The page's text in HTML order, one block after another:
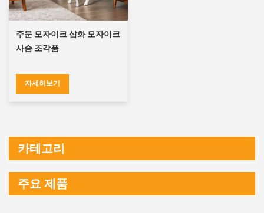
주문 모자이크 삽화 모자이크
사슴 조각품
자세히보기
카테고리
주요 제품